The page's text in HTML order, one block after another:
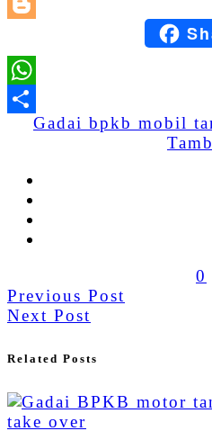
Blogger
Gadai bpkb mobil
0
Previous Post
Next Post
Related Posts